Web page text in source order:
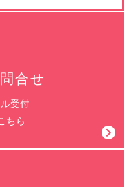
合せ
受付
ちら